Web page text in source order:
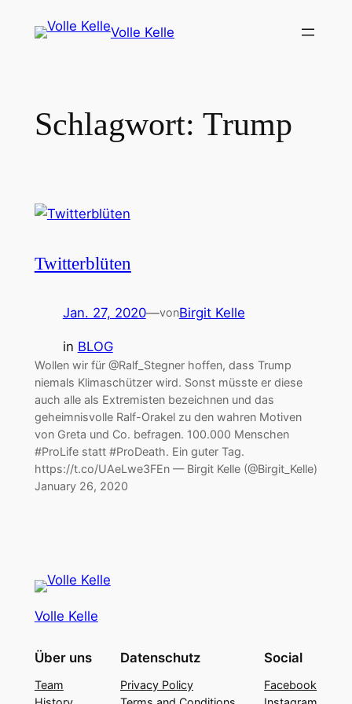
Inhalt
Volle Kelle
Schlagwort: Trump
Twitterblüten
Jan. 27, 2020—vonBirgit Kelle
in BLOG
Wollen wir für @Ralf_Stegner hoffen, dass Trump
niemals Klimaschützer wird. Sonst müsste er diese
auch alle als Extremisten bezeichnen und das
geheimnisvolle Ralf-Orakel zu den wahren Motiven
von Greta und Co. befragen. 100.000 Menschen
#ProLife statt #ProDeath. Ein guter Tag.
https://t.co/UAeLwe3FEn — Birgit Kelle (@Birgit_Kelle)
January 26, 2020
Volle Kelle
Über uns
Team
Datenschutz
Privacy Policy
Social
Facebook